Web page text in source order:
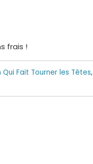
frais !
Fait Tourner les Têtes,